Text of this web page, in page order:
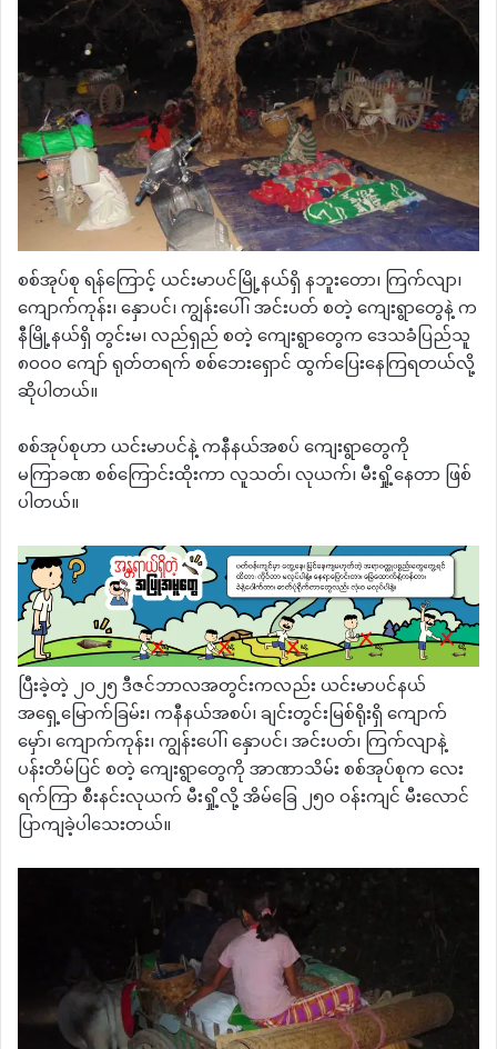
စစ်အုပ်စု ရန်ကြောင့် ယင်းမာပင်မြို့နယ်ရှိ နဘူးတော၊ ကြက်လျာ၊
ကျောက်ကုန်း၊ နှောပင်၊ ကျွန်းပေါ်၊ အင်းပတ် စတဲ့ ကျေးရွာတွေနဲ့ က
နီမြို့နယ်ရှိ တွင်းမ၊ လည်ရှည် စတဲ့ ကျေးရွာတွေက ဒေသခံပြည်သူ
၈၀၀၀ ကျော် ရုတ်တရက် စစ်ဘေးရှောင် ထွက်ပြေးနေကြရတယ်လို့
ဆိုပါတယ်။
စစ်အုပ်စုဟာ ယင်းမာပင်နဲ့ ကနီနယ်အစပ် ကျေးရွာတွေကို
မကြာခဏ စစ်ကြောင်းထိုးကာ လူသတ်၊ လုယက်၊ မီးရှို့နေတာ ဖြစ်
ပါတယ်။
ပြီးခဲ့တဲ့ ၂၀၂၅ ဒီဇင်ဘာလအတွင်းကလည်း ယင်းမာပင်နယ်
အရှေ့မြောက်ခြမ်း၊ ကနီနယ်အစပ်၊ ချင်းတွင်းမြစ်ရိုးရှိ ကျောက်
မှော်၊ ကျောက်ကုန်း၊ ကျွန်းပေါ်၊ နှောပင်၊ အင်းပတ်၊ ကြက်လျာနဲ့
ပန်းတိမ်ပြင် စတဲ့ ကျေးရွာတွေကို အာဏာသိမ်း စစ်အုပ်စုက လေး
ရက်ကြာ စီးနင်းလုယက် မီးရှို့လို့ အိမ်ခြေ ၂၅၀ ဝန်းကျင် မီးလောင်
ပြာကျခဲ့ပါသေးတယ်။